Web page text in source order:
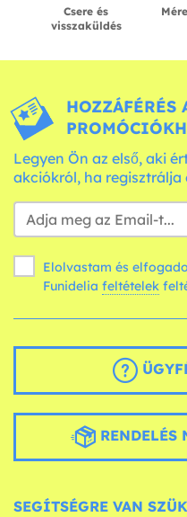
Csere és
visszaküldés
Legyen Ön az első, aki
akciókról, ha regisztrálja
Elolvastam és
Funidelia feltételek
RENDELÉS
SEGÍTSÉGRE VAN